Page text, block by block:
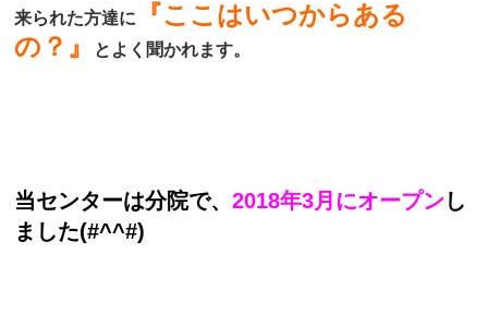
来られた方達に
『ここはいつからある
の？』
とよく聞かれます。
当センターは分院で、2018年3月にオープン し
ました(#^^#)